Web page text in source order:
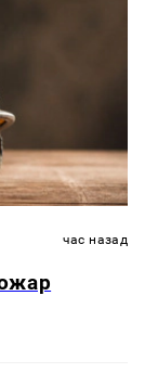
час назад